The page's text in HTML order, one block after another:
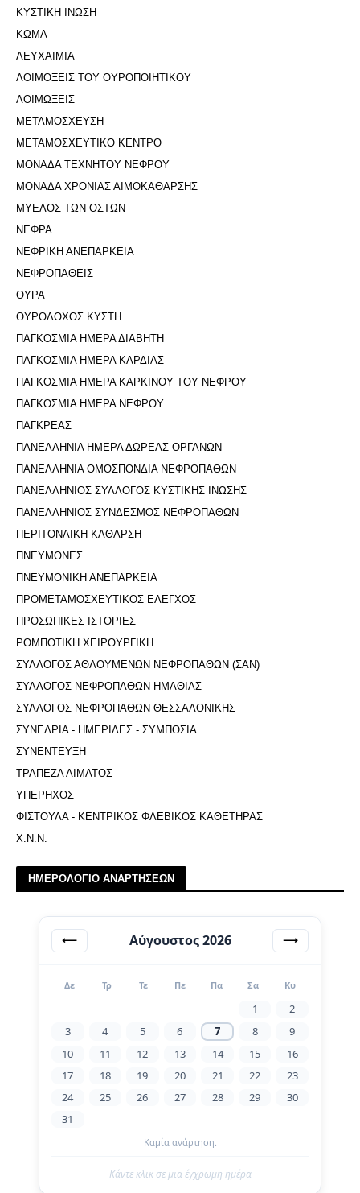
ΚΥΣΤΙΚΗ ΙΝΩΣΗ
ΚΩΜΑ
ΛΕΥΧΑΙΜΙΑ
ΛΟΙΜΟΞΕΙΣ ΤΟΥ ΟΥΡΟΠΟΙΗΤΙΚΟΥ
ΛΟΙΜΩΞΕΙΣ
ΜΕΤΑΜΟΣΧΕΥΣΗ
ΜΕΤΑΜΟΣΧΕΥΤΙΚΟ ΚΕΝΤΡΟ
ΜΟΝΑΔΑ ΤΕΧΝΗΤΟΥ ΝΕΦΡΟΥ
ΜΟΝΑΔΑ ΧΡΟΝΙΑΣ ΑΙΜΟΚΑΘΑΡΣΗΣ
ΜΥΕΛΟΣ ΤΩΝ ΟΣΤΩΝ
ΝΕΦΡΑ
ΝΕΦΡΙΚΗ ΑΝΕΠΑΡΚΕΙΑ
ΝΕΦΡΟΠΑΘΕΙΣ
ΟΥΡΑ
ΟΥΡΟΔΟΧΟΣ ΚΥΣΤΗ
ΠΑΓΚΟΣΜΙΑ ΗΜΕΡΑ ΔΙΑΒΗΤΗ
ΠΑΓΚΟΣΜΙΑ ΗΜΕΡΑ ΚΑΡΔΙΑΣ
ΠΑΓΚΟΣΜΙΑ ΗΜΕΡΑ ΚΑΡΚΙΝΟΥ ΤΟΥ ΝΕΦΡΟΥ
ΠΑΓΚΟΣΜΙΑ ΗΜΕΡΑ ΝΕΦΡΟΥ
ΠΑΓΚΡΕΑΣ
ΠΑΝΕΛΛΗΝΙΑ ΗΜΕΡΑ ΔΩΡΕΑΣ ΟΡΓΑΝΩΝ
ΠΑΝΕΛΛΗΝΙΑ ΟΜΟΣΠΟΝΔΙΑ ΝΕΦΡΟΠΑΘΩΝ
ΠΑΝΕΛΛΗΝΙΟΣ ΣΥΛΛΟΓΟΣ ΚΥΣΤΙΚΗΣ ΙΝΩΣΗΣ
ΠΑΝΕΛΛΗΝΙΟΣ ΣΥΝΔΕΣΜΟΣ ΝΕΦΡΟΠΑΘΩΝ
ΠΕΡΙΤΟΝΑΙΚΗ ΚΑΘΑΡΣΗ
ΠΝΕΥΜΟΝΕΣ
ΠΝΕΥΜΟΝΙΚΗ ΑΝΕΠΑΡΚΕΙΑ
ΠΡΟΜΕΤΑΜΟΣΧΕΥΤΙΚΟΣ ΕΛΕΓΧΟΣ
ΠΡΟΣΩΠΙΚΕΣ ΙΣΤΟΡΙΕΣ
ΡΟΜΠΟΤΙΚΗ ΧΕΙΡΟΥΡΓΙΚΗ
ΣΥΛΛΟΓΟΣ ΑΘΛΟΥΜΕΝΩΝ ΝΕΦΡΟΠΑΘΩΝ (ΣΑΝ)
ΣΥΛΛΟΓΟΣ ΝΕΦΡΟΠΑΘΩΝ ΗΜΑΘΙΑΣ
ΣΥΛΛΟΓΟΣ ΝΕΦΡΟΠΑΘΩΝ ΘΕΣΣΑΛΟΝΙΚΗΣ
ΣΥΝΕΔΡΙΑ - ΗΜΕΡΙΔΕΣ - ΣΥΜΠΟΣΙΑ
ΣΥΝΕΝΤΕΥΞΗ
ΤΡΑΠΕΖΑ ΑΙΜΑΤΟΣ
ΥΠΕΡΗΧΟΣ
ΦΙΣΤΟΥΛΑ - ΚΕΝΤΡΙΚΟΣ ΦΛΕΒΙΚΟΣ ΚΑΘΕΤΗΡΑΣ
Χ.Ν.Ν.
ΗΜΕΡΟΛΟΓΙΟ ΑΝΑΡΤΗΣΕΩΝ
⟵ Αύγουστος 2026 ⟶
Δε Τρ Τε Πε Πα Σα Κυ
1
2
3
4 5 6 7 8
9
10
11 12 13 14 15
16
17
18 19 20 21 22
23
24
25 26 27 28 29
30
31
Καμία ανάρτηση.
Κάντε κλικ σε μια έγχρωμη ημέρα